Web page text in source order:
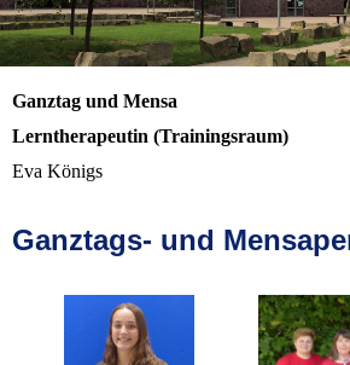
Ganztag und Mensa
Lerntherapeutin (Trainingsraum)
Eva Königs
Ganztags- und